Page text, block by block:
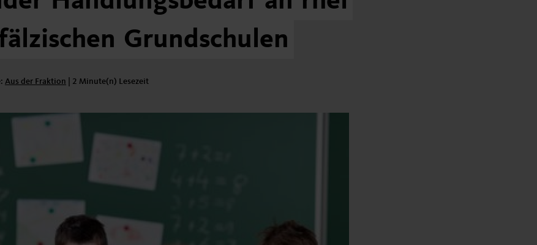
Grundschulen
Kategorie:
Aus der Fraktion 2 Minute(n) Lesezeit